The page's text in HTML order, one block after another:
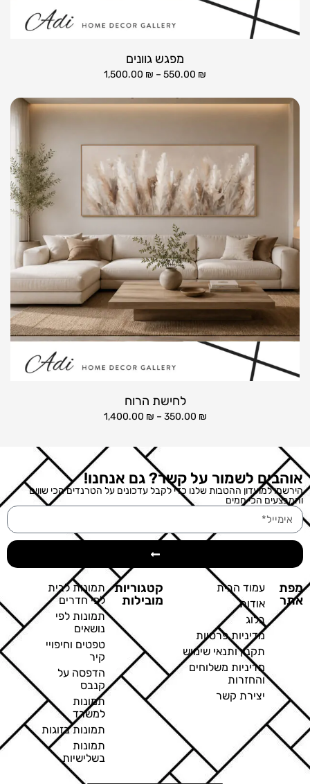
מפגש גוונים
550.00 ₪
–
1,500.00 ₪
לחישת הרוח
350.00 ₪
–
1,400.00 ₪
אוהבים לשמור על קשר? גם אנחנו!
הירשמו למועדון ההטבות שלנו כדי לקבל עדכונים על הטרנדים הכי שווים
והמבצעים הכי חמים
מפת
אתר
עמוד הבית
אודות
בלוג
מדיניות פרטיות
תקנון ותנאי שימוש
מדיניות משלוחים
והחזרות
יצירת קשר
קטגוריות
מובילות
תמונות לבית
לפי חדרים
תמונות לפי
נושאים
טפטים וחיפויי
קיר
הדפסה על
קנבס
תמונות
למשרד
תמונות בזוגות
תמונות
בשלישיות